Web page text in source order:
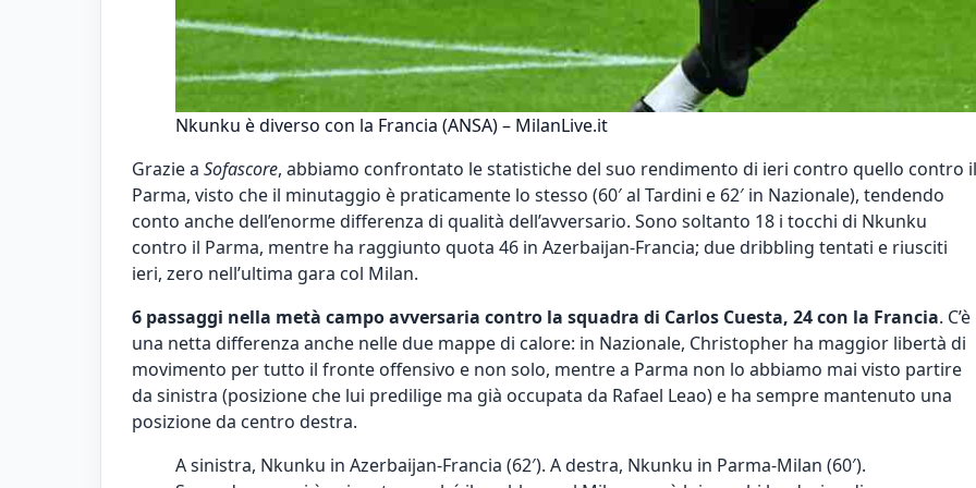
Nkunku è diverso con la Francia (ANSA) – MilanLive.it
Grazie a Sofascore, abbiamo confrontato le statistiche del suo rendimento di ieri contro quello contro il
Parma, visto che il minutaggio è praticamente lo stesso (60′ al Tardini e 62′ in Nazionale), tendendo
conto anche dell’enorme differenza di qualità dell’avversario. Sono soltanto 18 i tocchi di Nkunku
contro il Parma, mentre ha raggiunto quota 46 in Azerbaijan-Francia; due dribbling tentati e riusciti
ieri, zero nell’ultima gara col Milan.
6 passaggi nella metà campo avversaria contro la squadra di Carlos Cuesta, 24 con la Francia. C’è
una netta differenza anche nelle due mappe di calore: in Nazionale, Christopher ha maggior libertà di
movimento per tutto il fronte offensivo e non solo, mentre a Parma non lo abbiamo mai visto partire
da sinistra (posizione che lui predilige ma già occupata da Rafael Leao) e ha sempre mantenuto una
posizione da centro destra.
A sinistra, Nkunku in Azerbaijan-Francia (62′). A destra, Nkunku in Parma-Milan (60′).